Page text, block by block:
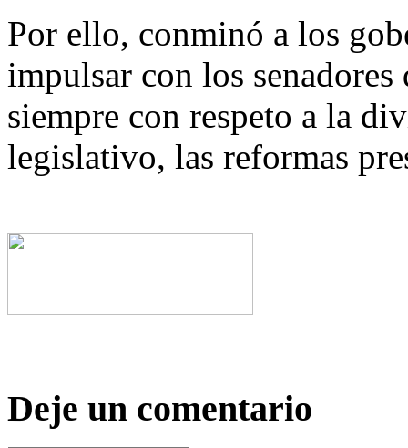
Por ello, conminó a los
impulsar con los senadores
siempre con respeto a la
legislativo, las reformas
Deje un comentario